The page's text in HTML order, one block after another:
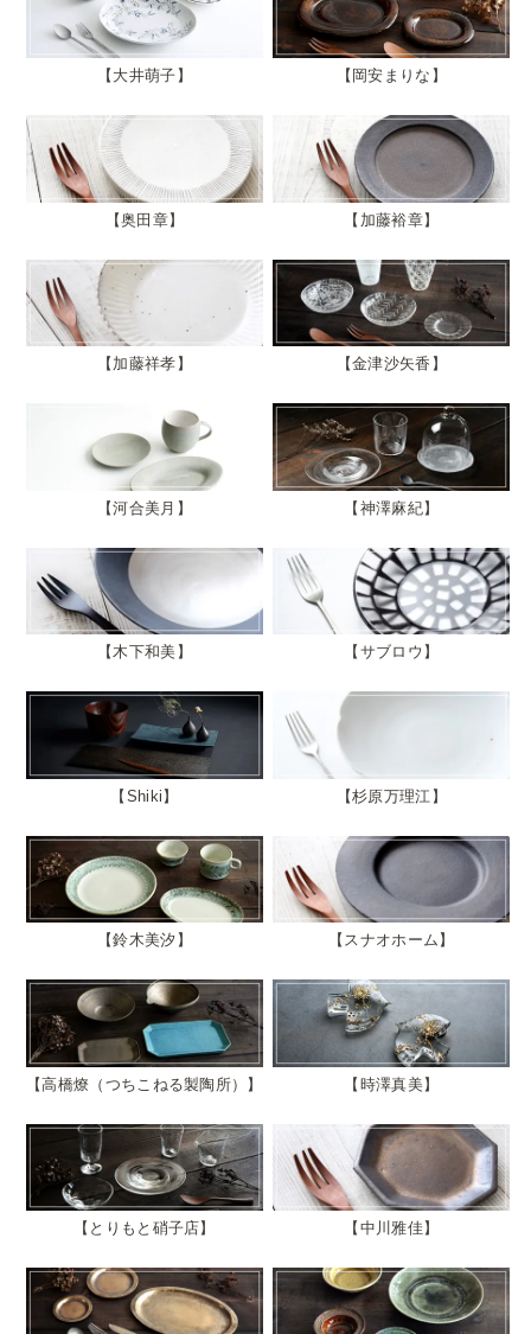
大井萌子 岡安まりな
奥田章 加藤裕章
加藤祥孝 金津沙矢香
河合美月 神澤麻紀
木下和美 サブロウ
Shiki 杉原万理江
鈴木美汐 スナオホーム
高橋燎（つちこねる製陶所） 時澤真美
とりもと硝子店 中川雅佳